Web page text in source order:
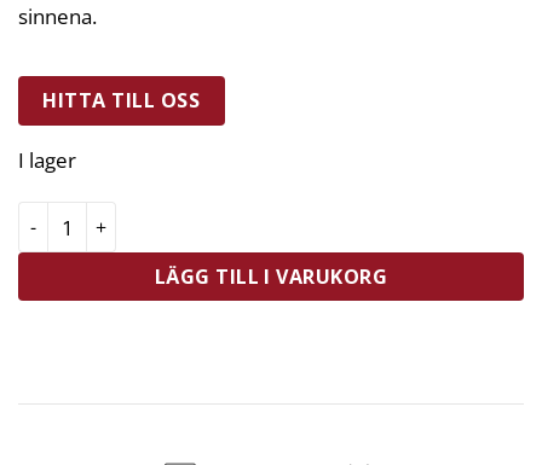
sinnena.
HITTA TILL OSS
I lager
LÄGG TILL I VARUKORG